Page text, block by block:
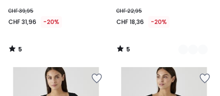
CHF 39,95
CHF 31,96 -20%
5
/
CHF 22,95
CHF 18,36 -20%
5
/